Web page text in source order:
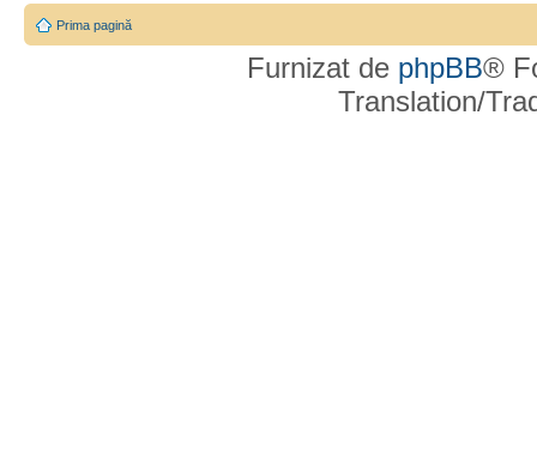
Prima pagină
Furnizat de phpBB®
Translation/